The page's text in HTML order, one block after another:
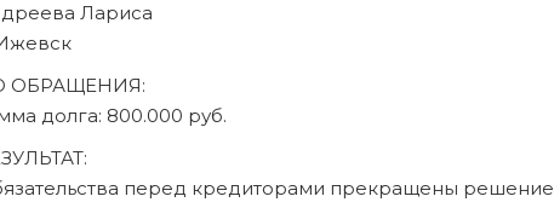
Людмила
ОБРАЩЕНИЯ:
долга: 470.000 руб.
перед кредиторами прекращены